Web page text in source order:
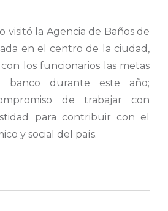
visitó la Agencia de Baños de
en el centro de la ciudad,
los funcionarios las metas
banco durante este año;
de trabajar con
para contribuir con el
y social del país.